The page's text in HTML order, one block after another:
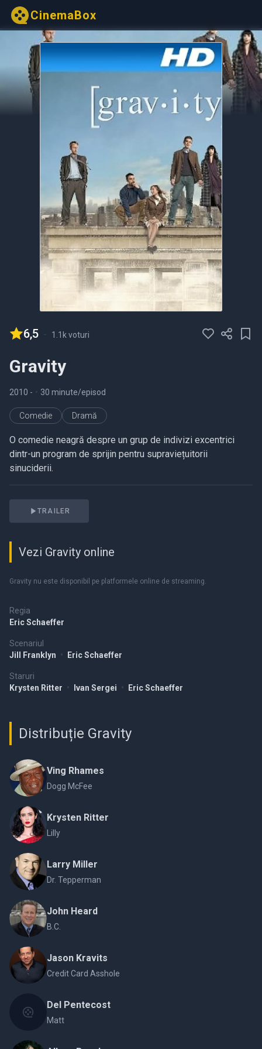
CinemaBox
6,5 - 1.1k voturi
Gravity
2010 - • 30 minute/episod
Comedie Dramă
O comedie neagră despre un grup de indivizi excentrici
dintr-un program de sprijin pentru supraviețuitorii
sinuciderii.
Regia
Eric Schaeffer
Scenariul
Jill Franklyn • Eric Schaeffer
Staruri
Krysten Ritter • Ivan Sergei • Eric Schaeffer
TRAILER
Vezi Gravity online
Gravity nu este disponibil pe platformele online de streaming.
Distribuție Gravity
Ving Rhames
Dogg McFee
Krysten Ritter
Lilly
Larry Miller
Dr. Tepperman
John Heard
B.C.
Jason Kravits
Credit Card Asshole
Del Pentecost
Matt